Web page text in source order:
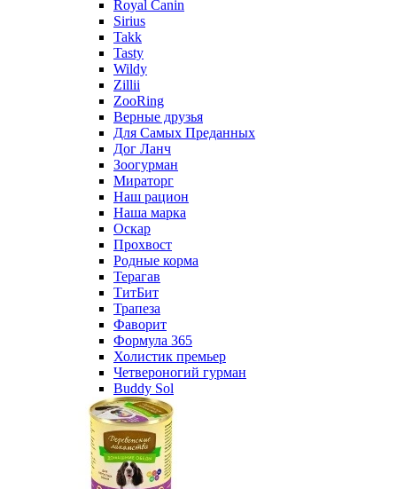
Royal Canin
Sirius
Takk
Tasty
Wildy
Zillii
ZooRing
Верные друзья
Для Самых Преданных
Дог Ланч
Зоогурман
Мираторг
Наш рацион
Наша марка
Оскар
Прохвост
Родные корма
Терагав
ТитБит
Трапеза
Фаворит
Формула 365
Холистик премьер
Четвероногий гурман
Buddy Sol